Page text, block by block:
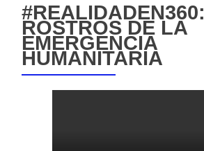
#REALIDADEN360:
ROSTROS DE LA
EMERGENCIA
HUMANITARIA